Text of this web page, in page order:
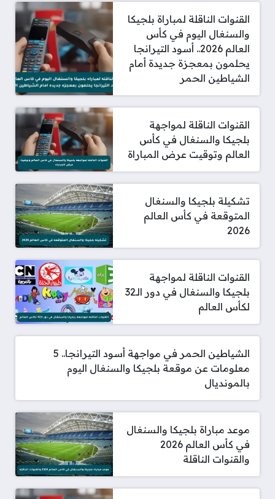
القنوات الناقلة لمباراة بلجيكا
والسنغال اليوم في كأس
العالم 2026.. أسود التيرانجا
يحلمون بمعجزة جديدة أمام
الشياطين الحمر
القنوات الناقلة لمواجهة
بلجيكا والسنغال في كأس
العالم وتوقيت عرض المباراة
تشكيلة بلجيكا والسنغال
المتوقعة في كأس العالم
2026
القنوات الناقلة لمواجهة
بلجيكا والسنغال في دور الـ32
لكأس العالم
الشياطين الحمر في مواجهة أسود التيرانجا.. 5
معلومات عن موقعة ‏بلجيكا والسنغال اليوم
بالمونديال
موعد مباراة بلجيكا والسنغال
في كأس العالم 2026
والقنوات الناقلة